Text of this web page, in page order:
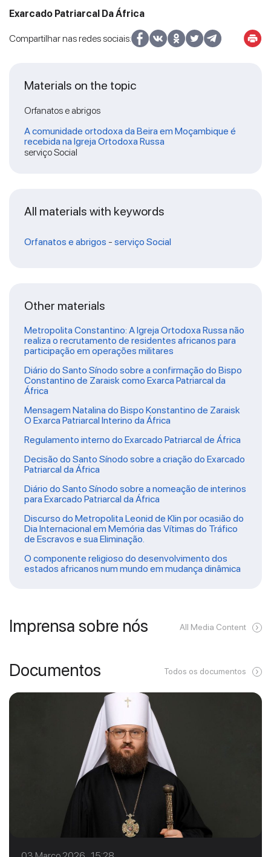
Exarcado Patriarcal Da África
Compartilhar nas redes sociais:
Materials on the topic
Orfanatos e abrigos
A comunidade ortodoxa da Beira em Moçambique é
recebida na Igreja Ortodoxa Russa
serviço Social
All materials with keywords
Orfanatos e abrigos - serviço Social
Other materials
Metropolita Constantino: A Igreja Ortodoxa Russa não
realiza o recrutamento de residentes africanos para
participação em operações militares
Diário do Santo Sínodo sobre a confirmação do Bispo
Constantino de Zaraisk como Exarca Patriarcal da
África
Mensagem Natalina do Bispo Konstantino de Zaraisk
O Exarca Patriarcal Interino da África
Regulamento interno do Exarcado Patriarcal de África
Decisão do Santo Sínodo sobre a criação do Exarcado
Patriarcal da África
Diário do Santo Sínodo sobre a nomeação de interinos
para Exarcado Patriarcal da África
Discurso do Metropolita Leonid de Klin por ocasião do
Dia Internacional em Memória das Vítimas do Tráfico
de Escravos e sua Eliminação.
O componente religioso do desenvolvimento dos
estados africanos num mundo em mudança dinâmica
Imprensa sobre nós All Media Content
Documentos Todos os documentos